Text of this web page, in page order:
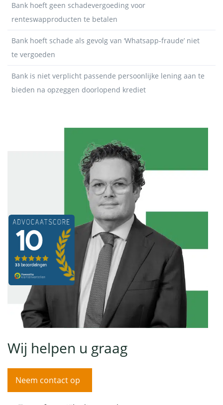
Bank hoeft geen schadevergoeding voor
renteswapproducten te betalen
Bank hoeft schade als gevolg van ‘Whatsapp-fraude’ niet
te vergoeden
Bank is niet verplicht passende persoonlijke lening aan te
bieden na opzeggen doorlopend krediet
Wij helpen u graag
Neem contact op